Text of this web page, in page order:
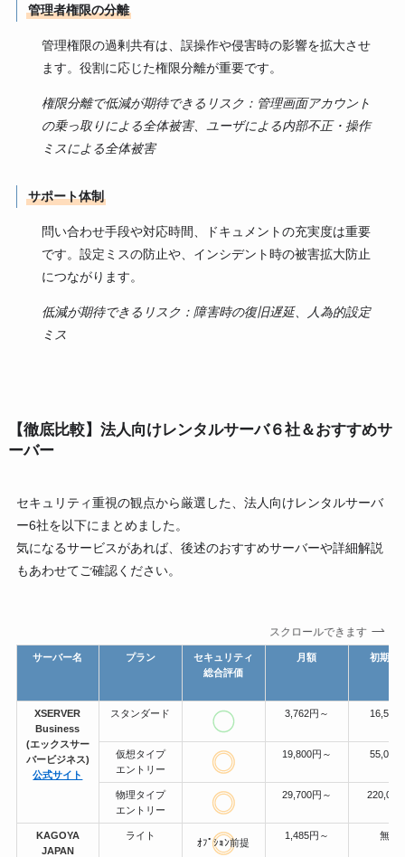
管理者権限の分離
管理権限の過剰共有は、誤操作や侵害時の影響を拡大させ
ます。役割に応じた権限分離が重要です。
権限分離で低減が期待できるリスク：管理画面アカウント
の乗っ取りによる全体被害、ユーザによる内部不正・操作
ミスによる全体被害
サポート体制
問い合わせ手段や対応時間、ドキュメントの充実度は重要
です。設定ミスの防止や、インシデント時の被害拡大防止
につながります。
低減が期待できるリスク：障害時の復旧遅延、人為的設定
ミス
【徹底比較】法人向けレンタルサーバ６社＆おすすめサ
ーバー
セキュリティ重視の観点から厳選した、法人向けレンタルサーバ
ー6社を以下にまとめました。
気になるサービスがあれば、後述のおすすめサーバーや詳細解説
もあわせてご確認ください。
スクロールできます
サーバー名 プラン
セキュリティ
総合評価
月額 初期費
XSERVER
Business
(エックスサー
バービジネス)
公式サイト
スタンダード 3,762円～ 16,500
仮想タイプ
エントリー
19,800円～ 55,000
物理タイプ
エントリー
29,700円～ 220,000
KAGOYA
JAPAN
ライト
ｵﾌﾟｼｮﾝ前提
1,485円～ 無料